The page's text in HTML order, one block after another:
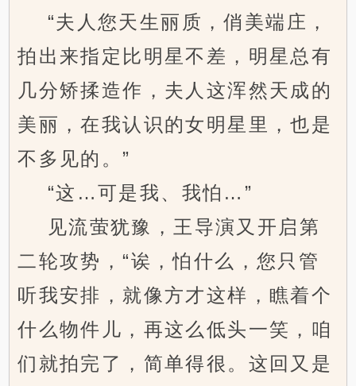
“夫人您天生丽质，俏美端庄，
拍出来指定比明星不差，明星总有
几分矫揉造作，夫人这浑然天成的
美丽，在我认识的女明星里，也是
不多见的。”
“这…可是我、我怕…”
见流萤犹豫，王导演又开启第
二轮攻势，“诶，怕什么，您只管
听我安排，就像方才这样，瞧着个
什么物件儿，再这么低头一笑，咱
们就拍完了，简单得很。这回又是